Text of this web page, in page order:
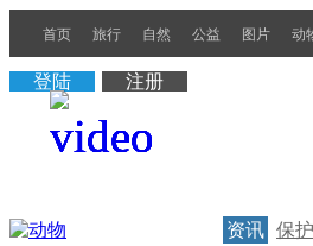
首页 旅行 自然 公益 图片 动
登陆 注册
资讯 保护